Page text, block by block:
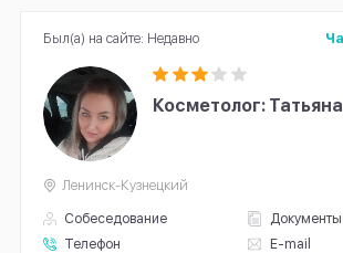
Косметолог:
Собеседование
Документы
Телефон
E-mail
Ленинск-Кузнецкий
Был(а) на сайте: Недавно